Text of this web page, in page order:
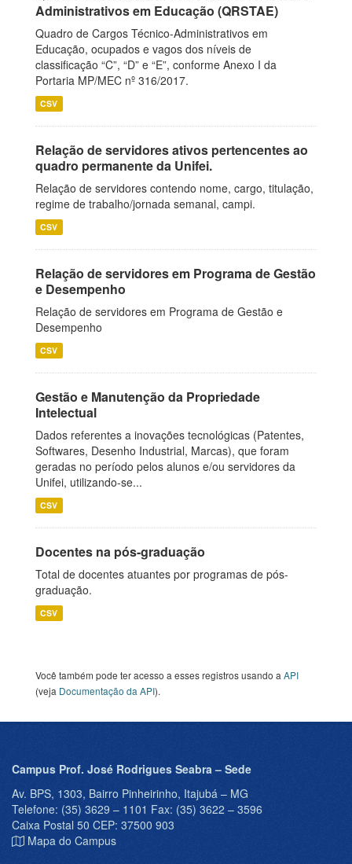
Administrativos em Educação (QRSTAE)
Quadro de Cargos Técnico-Administrativos em
Educação, ocupados e vagos dos níveis de
classificação “C”, “D” e “E”, conforme Anexo I da
Portaria MP/MEC nº 316/2017.
CSV
Relação de servidores ativos pertencentes ao
quadro permanente da Unifei.
Relação de servidores contendo nome, cargo, titulação,
regime de trabalho/jornada semanal, campi.
CSV
Relação de servidores em Programa de Gestão
e Desempenho
Relação de servidores em Programa de Gestão e
Desempenho
CSV
Gestão e Manutenção da Propriedade
Intelectual
Dados referentes a inovações tecnológicas (Patentes,
Softwares, Desenho Industrial, Marcas), que foram
geradas no período pelos alunos e/ou servidores da
Unifei, utilizando-se...
CSV
Docentes na pós-graduação
Total de docentes atuantes por programas de pós-
graduação.
CSV
Você também pode ter acesso a esses registros usando a API
(veja Documentação da API).
Campus Prof. José Rodrigues Seabra – Sede
Av. BPS, 1303, Bairro Pinheirinho, Itajubá – MG
Telefone: (35) 3629 – 1101 Fax: (35) 3622 – 3596
Caixa Postal 50 CEP: 37500 903
Mapa do Campus